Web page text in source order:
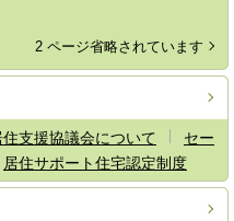
2 ページ省略されています
支援協議会について
セー
居住サポート住宅認定制度